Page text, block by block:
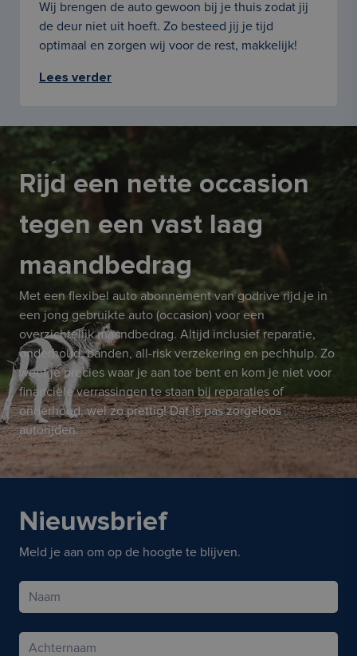
Wij brengen de auto gewoon bij je thuis zodat jij
de deur niet uit hoeft. Zo besteed jij je tijd
optimaal en zorgen wij voor de rest, makkelijk!
Lees verder
Rijd een nette occasion
tegen een vast laag
maandbedrag
Met een flexibel auto abonnement van godrive rijd je in
een jong gebruikte auto (occasion) voor een
overzichtelijk maandbedrag. Altijd inclusief reparatie,
onderhoud, banden, all-risk verzekering en pechhulp. Zo
weet je precies waar je aan toe bent en kom je niet voor
financiële verrassingen te staan bij reparaties of
onderhoud, wel zo prettig! Dat is pas zorgeloos
autorijden.
Nieuwsbrief
Meld je aan om op de hoogte te blijven.